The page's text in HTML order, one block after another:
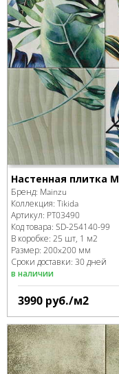
Настенная плитка
Бренд: Mainzu
Коллекция: Tikida
Артикул: PT03490
Код товара: SD-254140-99
В коробке: 25 шт, 1 м2
Размер: 200x200 мм
Сроки доставки: 30 дней
в наличии
3990 руб./м2